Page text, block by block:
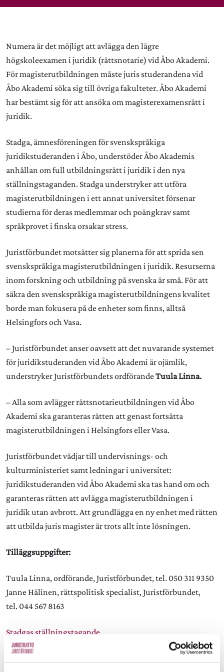
Numera är det möjligt att avlägga den lägre
högskoleexamen i juridik (rättsnotarie) vid Åbo Akademi.
För magisterutbildningen måste juris studerandena vid
Åbo Akademi söka sig till övriga fakulteter. Åbo Akademi
har bestämt sig för att ansöka om magisterexamensrätt i
juridik.
Stadga, ämnesföreningen för svenskspråkiga
juridikstuderanden i Åbo, understöder Åbo Akademis
anhållan om full utbildningsrätt i juridik i den nya
ställningstaganden. Stadga understryker att utföra
magisterutbildningen i ett annat universitet försenar
studierna för deras medlemmar och poängkrav samt
språkprovet i finska orsakar stress.
Juristförbundet motsätter sig planerna för att sprida sen
svenskspråkiga magisterutbildningen i juridik. Resurserna
inom forskning och utbildning på svenska är små. För att
säkra den svenskspråkiga magisterutbildningens kvalitet
borde man fokusera på de enheter som finns, alltså
Helsingfors och Vasa.
– Juristförbundet anser oavsett att det nuvarande systemet
för juridikstuderanden vid Åbo Akademi är ojämlik,
understryker Juristförbundets ordförandeTuula Linna.
– Alla som avlägger rättsnotarieutbildningen vid Åbo
Akademi ska garanteras rätten att genast fortsätta
magisterutbildningen i Helsingfors eller Vasa.
Juristförbundet vädjar till undervisnings- och
kulturministeriet samt ledningar i universitet:
juridikstuderanden vid Åbo Akademi ska tas hand om och
garanteras rätten att avlägga magisterutbildningen i
juridik utan avbrott. Att grundlägga en ny enhet med rätten
att utbilda juris magister är trots allt inte lösningen.
Tilläggsuppgifter:
Tuula Linna, ordförande, Juristförbundet, tel. 050 311 9350
Janne Hälinen, rättspolitisk specialist, Juristförbundet,
tel. 044 567 8163
Stadgas ställningstagande